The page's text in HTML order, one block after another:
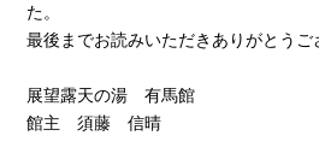
た。
最後までお読みいただきありがとうご
展望露天の湯 有馬館
館主 須藤 信晴